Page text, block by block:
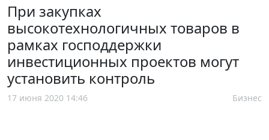
При закупках
высокотехнологичных товаров в
рамках господдержки
инвестиционных проектов могут
установить контроль
17 июня 2020 14:46 Бизнес